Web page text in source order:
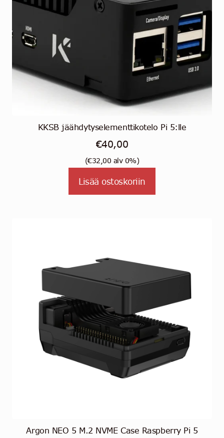
KKSB jäähdytyselementtikotelo Pi 5:lle
€40,00
(€32,00 alv 0%)
Lisää ostoskoriin
Argon NEO 5 M.2 NVME Case Raspberry Pi 5